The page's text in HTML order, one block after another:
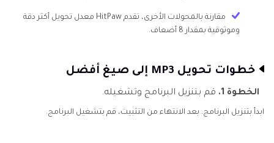
مقارنة بالمحولات الأخرى، تقدم HitPaw معدل تحويل أكثر دقة
وموثوقية بمقدار 8 أضعاف.
خطوات تحويل MP3 إلى صيغ أفضل
الخطوة 1. قم بتنزيل البرنامج وتشغيله.
ابدأ بتنزيل البرنامج. بعد الانتهاء من التثبيت، قم بتشغيل البرنامج.